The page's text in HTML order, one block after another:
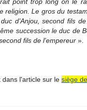
religion. Le gros du
d’Anjou, second fils
succession le duc de
fils de l’empereur ».
dans l'article sur le siège